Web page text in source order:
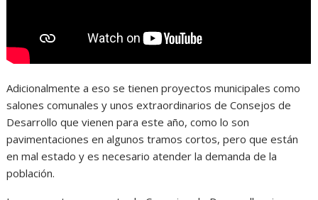
Adicionalmente a eso se tienen proyectos municipales como
salones comunales y unos extraordinarios de Consejos de
Desarrollo que vienen para este año, como lo son
pavimentaciones en algunos tramos cortos, pero que están
en mal estado y es necesario atender la demanda de la
población.